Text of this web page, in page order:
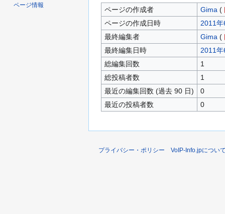
ページの作成者 Gima (
ページの作成日時
2011
最終編集者
Gima (
最終編集日時
2011
総編集回数
1
総投稿者数
1
最近の編集回数 (過去 90 日)
0
最近の投稿者数
0
ページ情報
プライバシー・ポリシー VoIP-Info.jpについ